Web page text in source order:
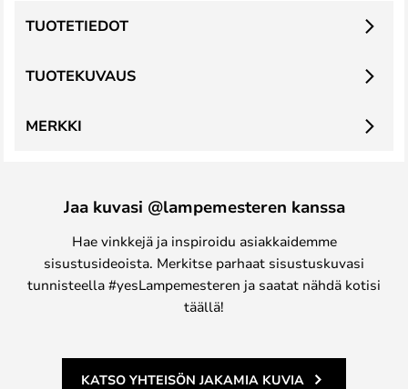
TUOTEKUVAUS
TUOTETIEDOT
MERKKI
Jaa kuvasi @lampemesteren kanssa
Hae vinkkejä ja inspiroidu asiakkaidemme
sisustusideoista. Merkitse parhaat sisustuskuvasi
tunnisteella #yesLampemesteren ja saatat nähdä kotisi
täällä!
KATSO YHTEISÖN JAKAMIA KUVIA